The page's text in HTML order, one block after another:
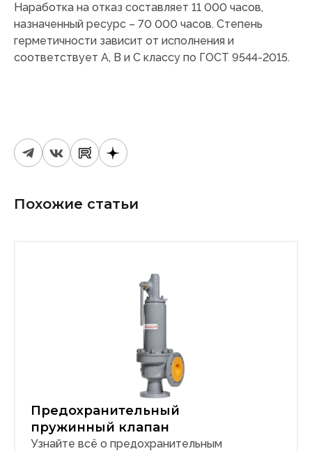
Наработка на отказ составляет 11 000 часов,
назначенный ресурс – 70 000 часов. Степень
герметичности зависит от исполнения и
соответствует A, B и C классу по ГОСТ 9544-2015.
Похожие статьи
Предохранительный
пружинный клапан
Узнайте всё о предохранительным